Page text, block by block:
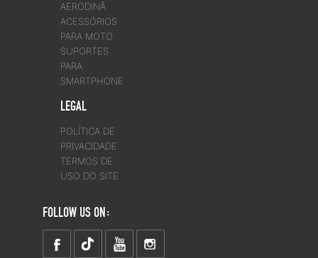
AERODINÂ
ACESSÓRIOS
PARA MOTO
SUPORTES
PARA
SMARTPHONE
LEGAL
POLÍTICA DE
PRIVACIDADE
TERMOS DE
USO DO SITE
FOLLOW US ON: